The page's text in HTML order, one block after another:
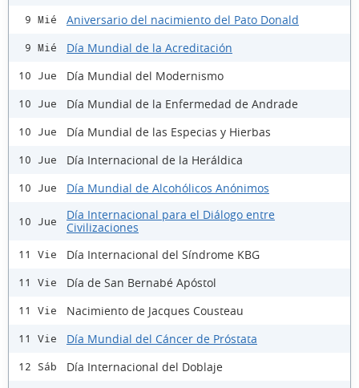
9 Mié Aniversario del nacimiento del Pato Donald
9 Mié Día Mundial de la Acreditación
10 Jue Día Mundial del Modernismo
10 Jue Día Mundial de la Enfermedad de Andrade
10 Jue Día Mundial de las Especias y Hierbas
10 Jue Día Internacional de la Heráldica
10 Jue Día Mundial de Alcohólicos Anónimos
10 Jue
Día Internacional para el Diálogo entre
Civilizaciones
11 Vie Día Internacional del Síndrome KBG
11 Vie Día de San Bernabé Apóstol
11 Vie Nacimiento de Jacques Cousteau
11 Vie Día Mundial del Cáncer de Próstata
12 Sáb
Día Internacional del Doblaje